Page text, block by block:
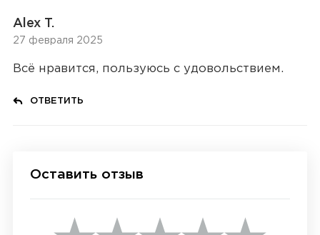
Alex T.
27 февраля 2025
Всё нравится, пользуюсь с удовольствием.
ОТВЕТИТЬ
Оставить отзыв